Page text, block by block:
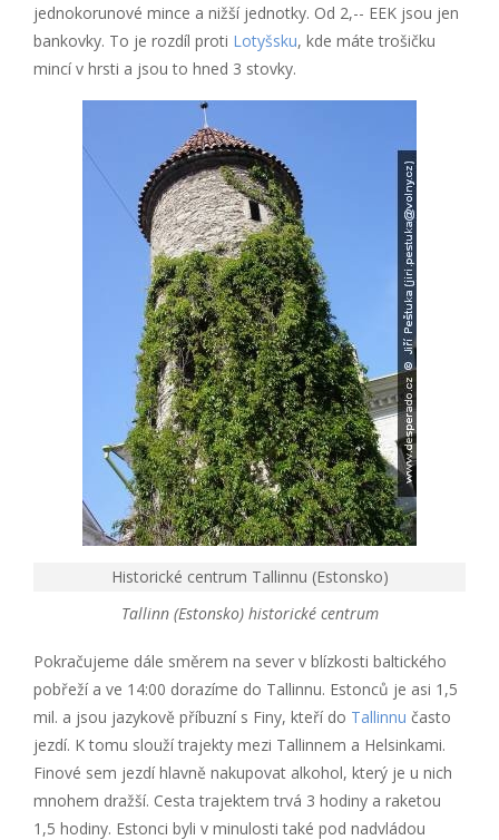
jednokorunové mince a nižší jednotky. Od 2,-- EEK jsou jen
bankovky. To je rozdíl proti Lotyšsku, kde máte trošičku
mincí v hrsti a jsou to hned 3 stovky.
Historické centrum Tallinnu (Estonsko)
Tallinn (Estonsko) historické centrum
Pokračujeme dále směrem na sever v blízkosti baltického
pobřeží a ve 14:00 dorazíme do Tallinnu. Estonců je asi 1,5
mil. a jsou jazykově příbuzní s Finy, kteří do Tallinnu často
jezdí. K tomu slouží trajekty mezi Tallinnem a Helsinkami.
Finové sem jezdí hlavně nakupovat alkohol, který je u nich
mnohem dražší. Cesta trajektem trvá 3 hodiny a raketou
1,5 hodiny. Estonci byli v minulosti také pod nadvládou